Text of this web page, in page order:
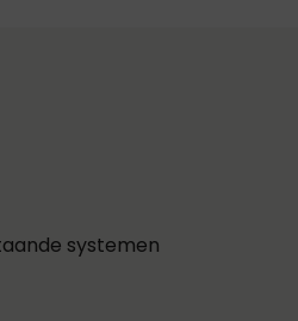
systemen